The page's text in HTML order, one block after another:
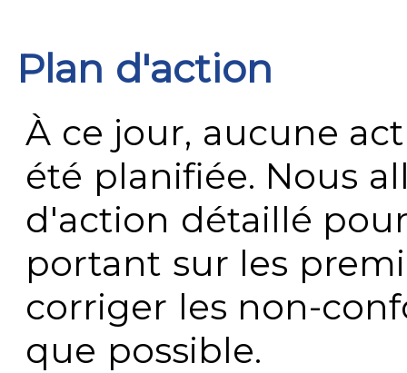
Plan d'action
À ce jour, aucune
été planifiée. Nous
d'action détaillé
portant sur les
corriger les non-
que possible.